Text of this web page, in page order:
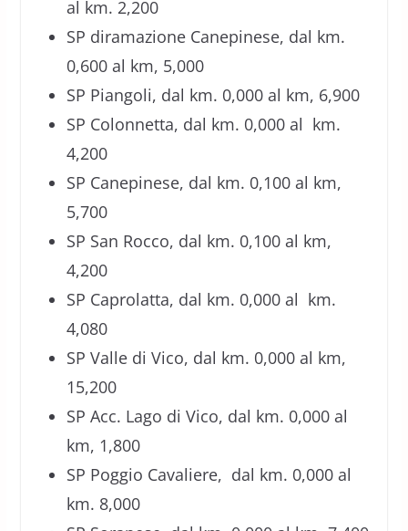
al km. 2,200
SP diramazione Canepinese, dal km.
0,600 al km, 5,000
SP Piangoli, dal km. 0,000 al km, 6,900
SP Colonnetta, dal km. 0,000 al km.
4,200
SP Canepinese, dal km. 0,100 al km,
5,700
SP San Rocco, dal km. 0,100 al km,
4,200
SP Caprolatta, dal km. 0,000 al km.
4,080
SP Valle di Vico, dal km. 0,000 al km,
15,200
SP Acc. Lago di Vico, dal km. 0,000 al
km, 1,800
SP Poggio Cavaliere, dal km. 0,000 al
km. 8,000